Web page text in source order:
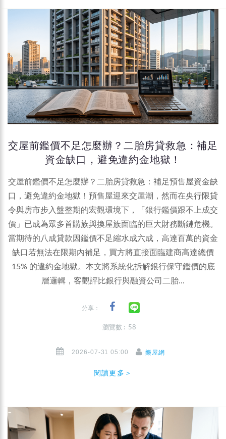
交屋前鑑價不足怎麼辦？二胎房貸救急：補足
資金缺口，避免違約金地獄！
交屋前鑑價不足怎麼辦？二胎房貸救急：補足預售屋資金缺
口，避免違約金地獄！預售屋迎來交屋潮，然而在央行限貸
令與房市步入盤整期的宏觀環境下，「銀行鑑價跟不上成交
價」已成為眾多首購族與換屋族面臨的巨大財務斷鏈危機。
當期待的八成貸款因鑑價不足縮水成六成，高達百萬的資金
缺口若無法在限期內補足，買方將直接面臨建商高達總價
15% 的違約金地獄。本文將系統化拆解銀行保守鑑價的底
層邏輯，客觀評比銀行與融資公司二胎...
分享：
瀏覽數 : 58
2026-07-31 05:00 樂屋網
閱讀更多＞